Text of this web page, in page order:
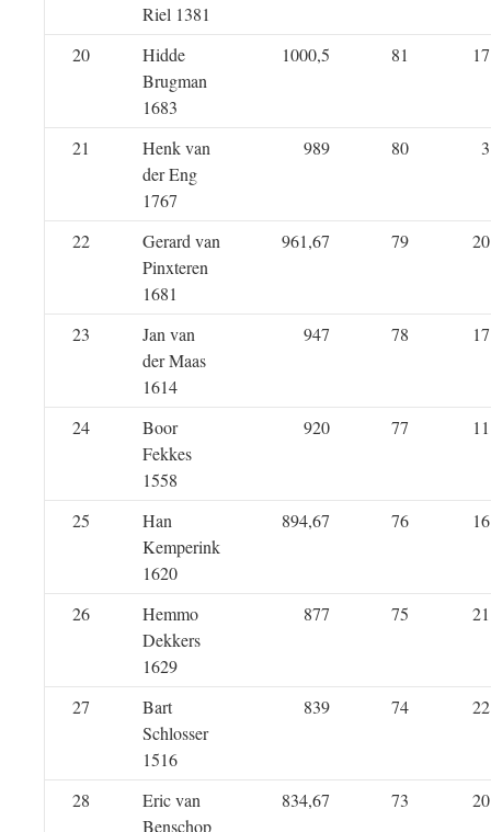
Riel 1381
20
Hidde
Brugman
1683
1000,5 81 17
21
Henk van
der Eng
1767
989 80 3
22
Gerard van
Pinxteren
1681
961,67 79 20
23
Jan van
der Maas
1614
947 78 17
24
Boor
Fekkes
1558
920 77 11
25
Han
Kemperink
1620
894,67 76 16
26
Hemmo
Dekkers
1629
877 75 21
27
Bart
Schlosser
1516
839 74 22
28
Eric van
Benschop
834,67 73 20